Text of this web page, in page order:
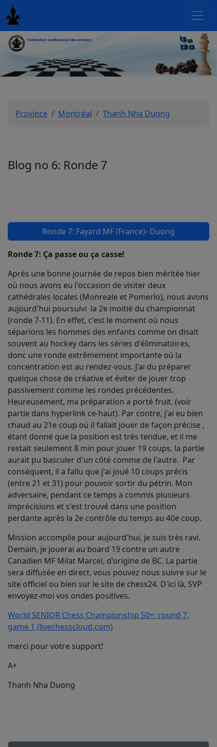
Province Montréal Thanh Nha Duong
Blog no 6: Ronde 7
Ronde 7: Fayard MF (France)- Duong
Ronde 7: Ça passe ou ça casse!
Après une bonne journée de repos bien méritée hier
où nous avons eu l'occasion de visiter deux
cathédrales locales (Monreale et Pomerlo), nous avons
aujourd'hui poursuivi la 2e moitié du championnat
(ronde 7-11). En effet, c'est le moment où nous
séparions les hommes des enfants comme on disait
souvent au hockey dans les séries d'éliminatoires,
donc une ronde extrêmement importante où la
concentration est au rendez-vous. J'ai du préparer
quelque chose de créative et éviter de jouer trop
passivement comme les rondes précédentes.
Heureusement, ma préparation a porté fruit. (voir
partie dans hyperlink ce-haut). Par contre, j'ai eu bien
chaud au 21e coup où il fallait jouer de façon précise ,
étant donné que la position est très tendue, et il me
restait seulement 8 min pour jouer 19 coups, la partie
aurait pu basculer d'un côté comme de l'autre. Par
conséquent, il a fallu que j'ai joué 10 coups précis
(entre 21 et 31) pour pouvoir sortir du pétrin. Mon
adversaire, pendant ce temps a commis plusieurs
imprécisions et s'est trouvé dans une position
perdante après la 2e contrôle du temps au 40e coup.
Mission accomplie pour aujourd'hui, je suis très ravi.
Demain, je jouerai au board 19 contre un autre
Canadien MF Milat Marcel, d'origine de BC. La partie
sera diffusée en direct, vous pouvez nous suivre sur le
site officiel ou bien sur le site de chess24. D'ici là, SVP
envoyez-moi vos ondes positives.
World SENIOR Chess Championship 50+: round 7,
game 1 (livechesscloud.com)
merci pour votre support!
A+
Thanh Nha Duong